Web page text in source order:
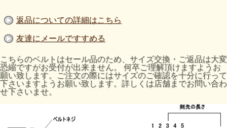
返品についての詳細はこちら
友達にメールですすめる
こちらのベルトはセール品のため、サイズ交換・ご返品は大変
恐縮ですがお受付が出来ません。 何卒ご理解頂けますようお
願い致します。ご注文の際にはサイズのご確認を十分に行って
下さいますようお願い致します。詳しくは店舗までお問い合わ
せ下さいませ。